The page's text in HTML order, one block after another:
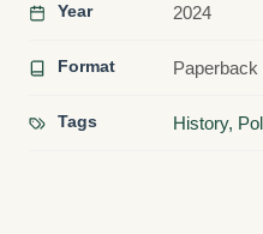
Year 2024
Format Paperback
Tags History,